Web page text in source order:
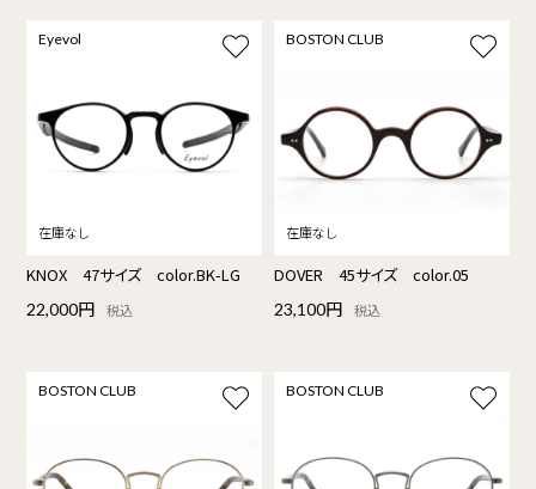
Eyevol
KNOX 47サイズ color.BK-LG
22,000円 税込
BOSTON CLUB
DOVER 45サイズ color.05
23,100円 税込
BOSTON CLUB BOSTON CLUB